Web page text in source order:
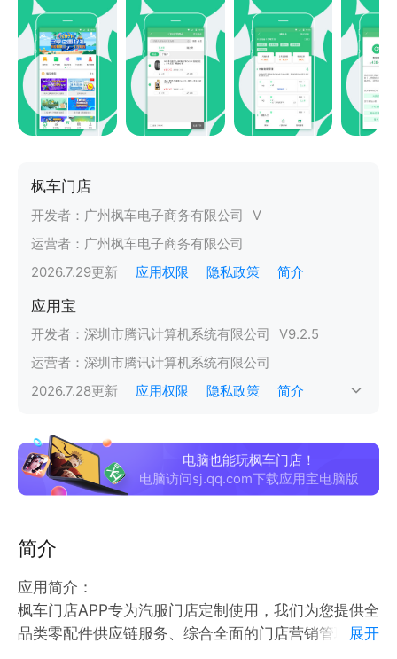
枫车门店
开发者： 广州枫车电子商务有限公司
V
运营者： 广州枫车电子商务有限公司
2026.7.29更新 应用权限 隐私政策 简介
应用宝
开发者： 深圳市腾讯计算机系统有限公司 V9.2.5
运营者： 深圳市腾讯计算机系统有限公司
2026.7.28更新 应用权限 隐私政策 简介
电脑也能玩枫车门店！
电脑访问sj.qq.com下载应用宝电脑版
简介
应用简介：
枫车门店APP专为汽服门店定制使用，我们为您提供全
品类零配件供应链服务、综合全面的门店营销管理系统
展开